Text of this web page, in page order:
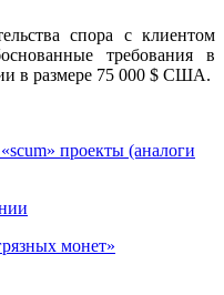
спора с клиентом
требования в
в размере 75 000 $ США.
проекты (аналоги
монет»